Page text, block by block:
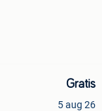
Gratis
5 aug 26